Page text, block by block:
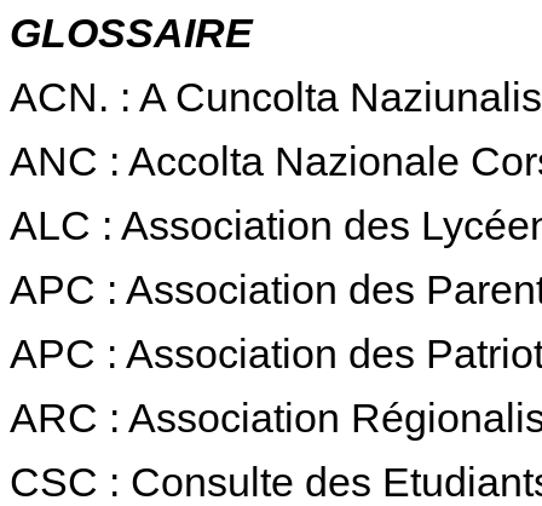
GLOSSAIRE
ACN. : A Cuncolta
ANC : Accolta Nazionale
ALC : Association des
APC : Association des
APC : Association des
ARC : Association
CSC : Consulte des